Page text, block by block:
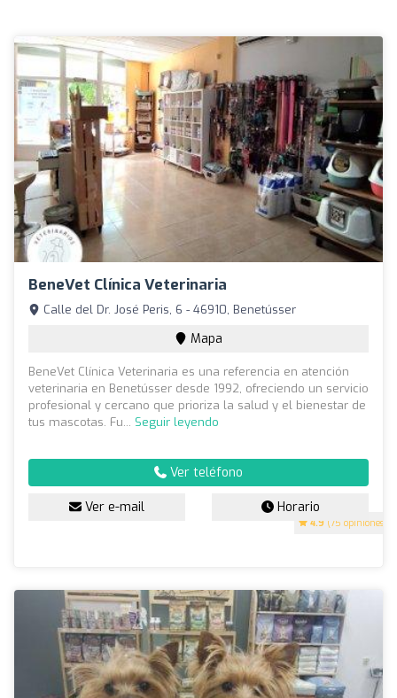
BeneVet Clínica Veterinaria
4.9 (75 opiniones)
Calle del Dr. José Peris, 6 - 46910, Benetússer
Mapa
BeneVet Clínica Veterinaria es una referencia en atención
veterinaria en Benetússer desde 1992, ofreciendo un servicio
profesional y cercano que prioriza la salud y el bienestar de
tus mascotas. Fu... Seguir leyendo
Ver teléfono
Ver e-mail Horario